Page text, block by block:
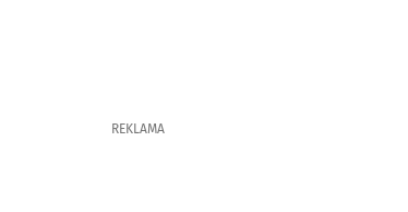
REKLAMA